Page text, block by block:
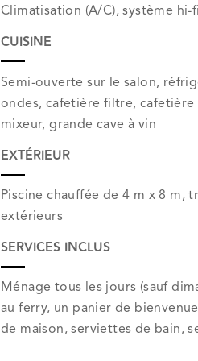
Climatisation (A/C), système
CUISINE
Semi-ouverte sur le salon,
ondes, cafetière filtre,
mixeur, grande cave à vin
EXTÉRIEUR
Piscine chauffée de 4 m x 8 m,
extérieurs
SERVICES INCLUS
Ménage tous les jours (sauf
au ferry, un panier de
de maison, serviettes de bain,